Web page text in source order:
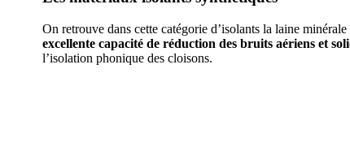
On retrouve dans cette catégorie d’isolants la laine
excellente capacité de réduction des bruits aériens et
l’isolation phonique des cloisons.